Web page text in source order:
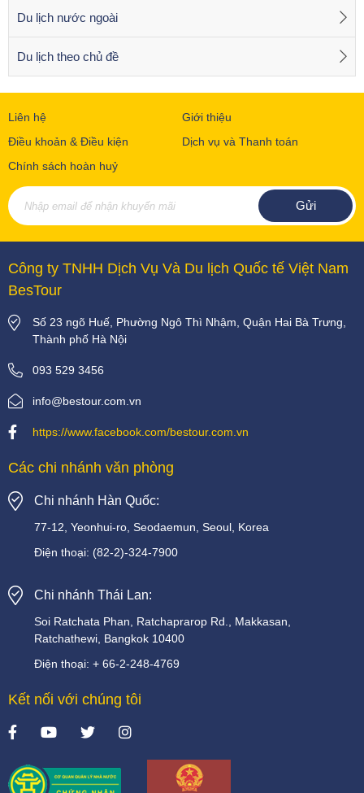
Du lịch nước ngoài
Du lịch theo chủ đề
Liên hệ
Giới thiệu
Điều khoản & Điều kiện
Dịch vụ và Thanh toán
Chính sách hoàn huỷ
Công ty TNHH Dịch Vụ Và Du lịch Quốc tế Việt Nam
BesTour
Số 23 ngõ Huế, Phường Ngô Thì Nhậm, Quận Hai Bà Trưng,
Thành phố Hà Nội
093 529 3456
info@bestour.com.vn
https://www.facebook.com/bestour.com.vn
Các chi nhánh văn phòng
Chi nhánh Hàn Quốc:
77-12, Yeonhui-ro, Seodaemun, Seoul, Korea
Điện thoại: (82-2)-324-7900
Chi nhánh Thái Lan:
Soi Ratchata Phan, Ratchaprarop Rd.,
Makkasan,
Ratchathewi, Bangkok 10400
Điện thoại: + 66-2-248-4769
Kết nối với chúng tôi